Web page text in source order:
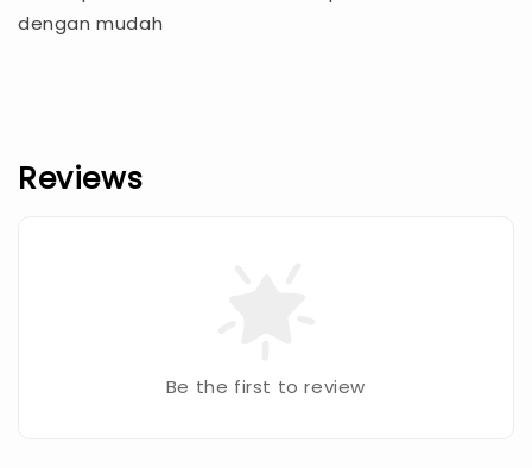
dengan mudah
Reviews
Be the first to review